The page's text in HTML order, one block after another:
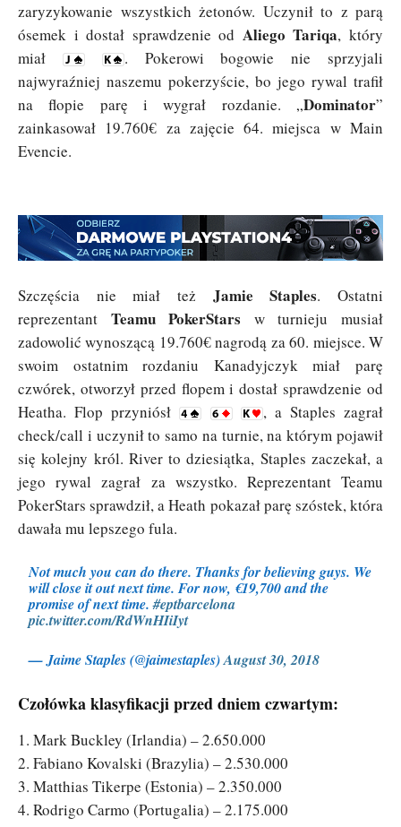
zaryzykowanie wszystkich żetonów. Uczynił to z parą
ósemek i dostał sprawdzenie od Aliego Tariqa, który
miał
. Pokerowi bogowie nie sprzyjali
najwyraźniej naszemu pokerzyście, bo jego rywal trafił
na flopie parę i wygrał rozdanie. „Dominator”
zainkasował 19.760€ za zajęcie 64. miejsca w Main
Evencie.
Szczęścia nie miał też Jamie Staples. Ostatni
reprezentant Teamu PokerStars w turnieju musiał
zadowolić wynoszącą 19.760€ nagrodą za 60. miejsce. W
swoim ostatnim rozdaniu Kanadyjczyk miał parę
czwórek, otworzył przed flopem i dostał sprawdzenie od
Heatha. Flop przyniósł
, a Staples zagrał
check/call i uczynił to samo na turnie, na którym pojawił
się kolejny król. River to dziesiątka, Staples zaczekał, a
jego rywal zagrał za wszystko. Reprezentant Teamu
PokerStars sprawdził, a Heath pokazał parę szóstek, która
dawała mu lepszego fula.
Not much you can do there. Thanks for believing guys. We
will close it out next time. For now, €19,700 and the
promise of next time.#eptbarcelona
pic.twitter.com/RdWnHIiIyt
— Jaime Staples (@jaimestaples)August 30, 2018
Czołówka klasyfikacji przed dniem czwartym:
1. Mark Buckley (Irlandia) – 2.650.000
2. Fabiano Kovalski (Brazylia) – 2.530.000
3. Matthias Tikerpe (Estonia) – 2.350.000
4. Rodrigo Carmo (Portugalia) – 2.175.000